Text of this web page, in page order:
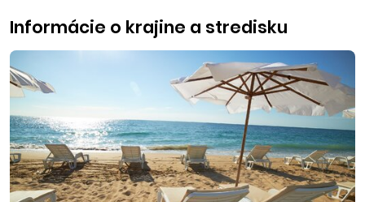
Informácie o krajine a stredisku